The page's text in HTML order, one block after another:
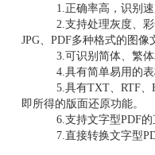
1.正确率高，识别速度
2.支持处理灰度、彩色
JPG、PDF多种格式的图像
3.可识别简体、繁体和
4.具有简单易用的表格
5.具有TXT、RTF、
即所得的版面还原功能。
6.支持文字型PDF的直
7.直接转换文字型PDF